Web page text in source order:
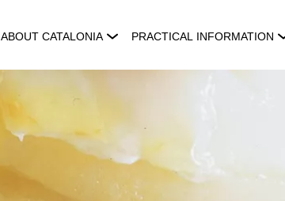
ABOUT CATALONIA PRACTICAL INFORMATION